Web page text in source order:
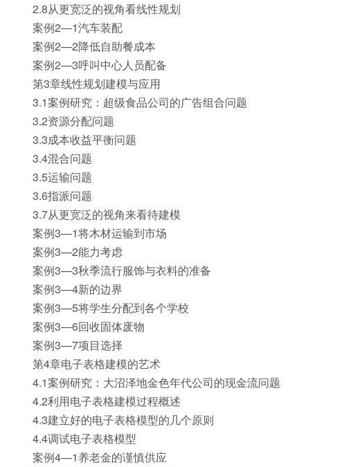
2.8从更宽泛的视角看线性规划
案例2—1汽车装配
案例2—2降低自助餐成本
案例2—3呼叫中心人员配备
第3章线性规划建模与应用
3.1案例研究：超级食品公司的广告组合问题
3.2资源分配问题
3.3成本收益平衡问题
3.4混合问题
3.5运输问题
3.6指派问题
3.7从更宽泛的视角来看待建模
案例3—1将木材运输到市场
案例3—2能力考虑
案例3—3秋季流行服饰与衣料的准备
案例3—4新的边界
案例3—5将学生分配到各个学校
案例3—6回收固体废物
案例3—7项目选择
第4章电子表格建模的艺术
4.1案例研究：大沼泽地金色年代公司的现金流问题
4.2利用电子表格建模过程概述
4.3建立好的电子表格模型的几个原则
4.4调试电子表格模型
案例4—1养老金的谨慎供应